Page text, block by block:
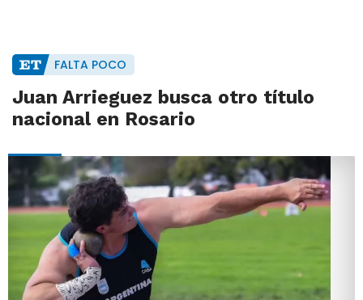
FALTA POCO
Juan Arrieguez busca otro título
nacional en Rosario